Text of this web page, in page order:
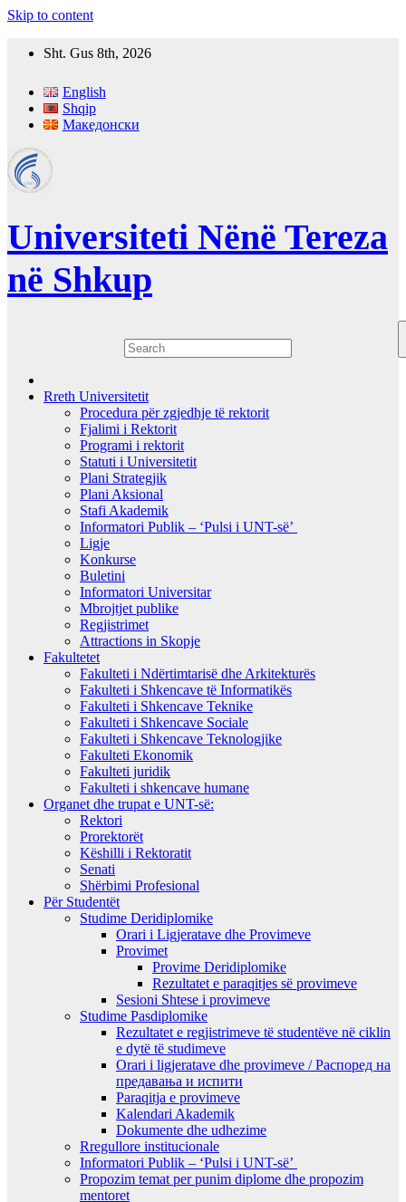
Skip to content
Sht. Gus 8th, 2026
English
Shqip
Македонски
Universiteti Nënë Tereza
në Shkup
Rreth Universitetit
Procedura për zgjedhje të rektorit
Fjalimi i Rektorit
Programi i rektorit
Statuti i Universitetit
Plani Strategjik
Plani Aksional
Stafi Akademik
Informatori Publik – ‘Pulsi i UNT-së’
Ligje
Konkurse
Buletini
Informatori Universitar
Mbrojtjet publike
Regjistrimet
Attractions in Skopje
Fakultetet
Fakulteti i Ndërtimtarisë dhe Arkitekturës
Fakulteti i Shkencave të Informatikës
Fakulteti i Shkencave Teknike
Fakulteti i Shkencave Sociale
Fakulteti i Shkencave Teknologjike
Fakulteti Ekonomik
Fakulteti juridik
Fakulteti i shkencave humane
Organet dhe trupat e UNT-së:
Rektori
Prorektorët
Këshilli i Rektoratit
Senati
Shërbimi Profesional
Për Studentët
Studime Deridiplomike
Orari i Ligjeratave dhe Provimeve
Provimet
Provime Deridiplomike
Rezultatet e paraqitjes së provimeve
Sesioni Shtese i provimeve
Studime Pasdiplomike
Rezultatet e regjistrimeve të studentëve në ciklin
e dytë të studimeve
Orari i ligjeratave dhe provimeve / Распоред на
предавањa и испити
Paraqitja e provimeve
Kalendari Akademik
Dokumente dhe udhezime
Rregullore institucionale
Informatori Publik – ‘Pulsi i UNT-së’
Propozim temat per punim diplome dhe propozim
mentoret